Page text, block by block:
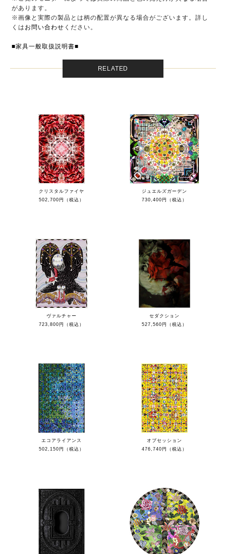
があります。
※画像と実際の製品とは柄の配置が異なる場合がございます。詳し
くは お問い合わせ ください。
■家具一般取扱説明書■
RELATED
クリスタルファイヤ
502,700円（税込）
ジュエルズガーデン
730,400円（税込）
ヴァルチャー
723,800円（税込）
セダクション
527,560円（税込）
エコアライアンス
502,150円（税込）
オブセッション
476,740円（税込）